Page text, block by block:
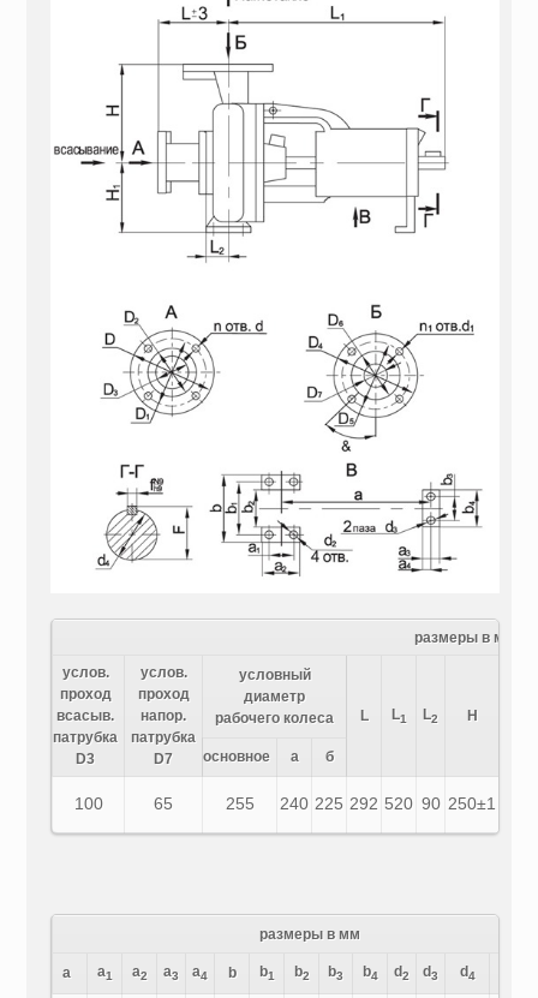
размеры в мм
услов.
проход
всасыв.
патрубка
D3
услов.
проход
напор.
патрубка
D7
условный
диаметр
рабочего колеса
L L1 L2 H
основное а б
100 65 255 240 225 292 520 90 250±1
размеры в мм
a a1 a2 a3 a4 b b1 b2 b3 b4 d2 d3 d4